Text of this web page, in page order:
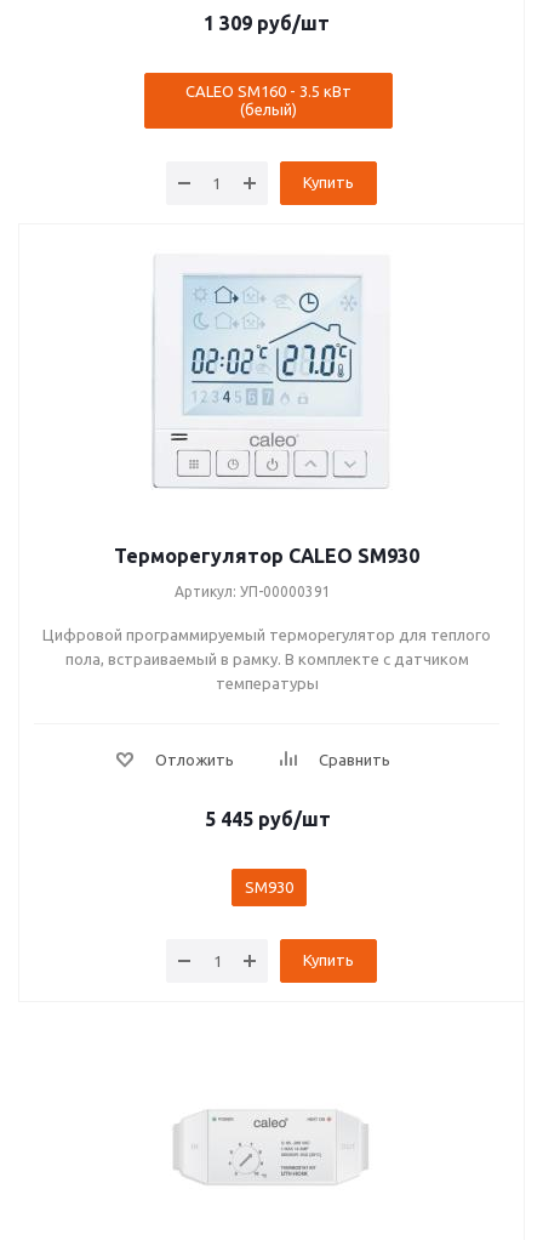
1 309 руб/шт
CALEO SM160 - 3.5 кВт
(белый)
Купить
Терморегулятор CALEO SM930
Артикул: УП-00000391
Цифровой программируемый терморегулятор для теплого
пола, встраиваемый в рамку. В комплекте с датчиком
температуры
5 445руб/шт
SM930
Купить